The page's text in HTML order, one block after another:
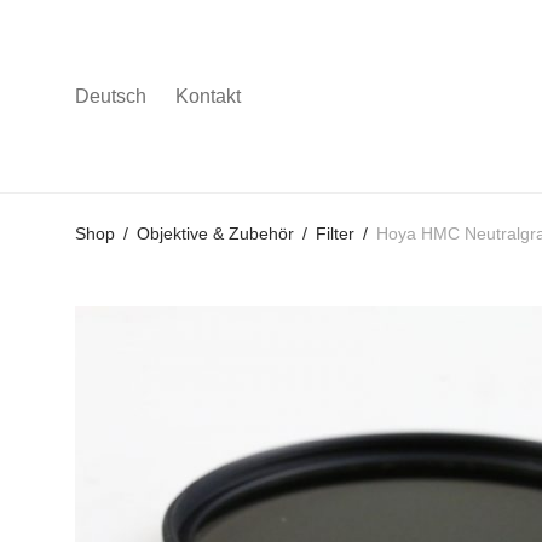
Deutsch Kontakt
Shop / Objektive & Zubehör / Filter / Hoya HMC